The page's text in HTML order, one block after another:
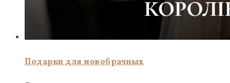
Подарки для новобрачных